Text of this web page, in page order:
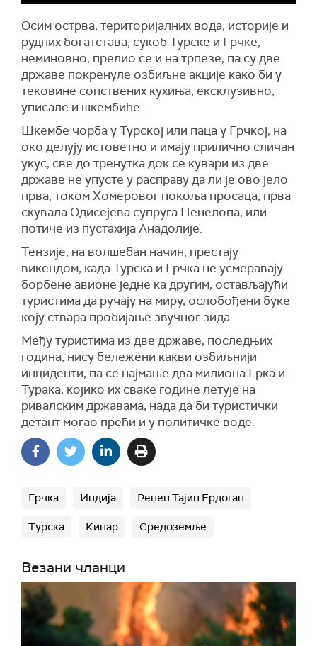
Осим острва, територијалних вода, историје и
рудних богатстава, сукоб Турске и Грчке,
неминовно, прелио се и на трпезе, па су две
државе покренуле озбиљне акције како би у
тековине сопствених кухиња, ексклузивно,
уписале и шкембиће.
Шкембе чорба у Турској или паца у Грчкој, на
око делују истоветно и имају прилично сличан
укус, све до тренутка док се кувари из две
државе не упусте у расправу да ли је ово јело
прва, током Хомеровог покоља просаца, прва
скувала Одисејева супруга Пенелопа, или
потиче из пустахија Анадолије.
Тензије, на волшебан начин, престају
викендом, када Турска и Грчка не усмеравају
борбене авионе једне ка другим, остављајући
туристима да ручају на миру, ослобођени буке
коју ствара пробијање звучног зида.
Међу туристима из две државе, последњих
година, нису бележени какви озбиљнији
инциденти, па се најмање два милиона Грка и
Турака, којико их сваке године летује на
ривалским државама, нада да би туристички
детант могао прећи и у политичке воде.
Грчка Индија Реџеп Тајип Ердоган
Турска Кипар Средоземље
Везани чланци